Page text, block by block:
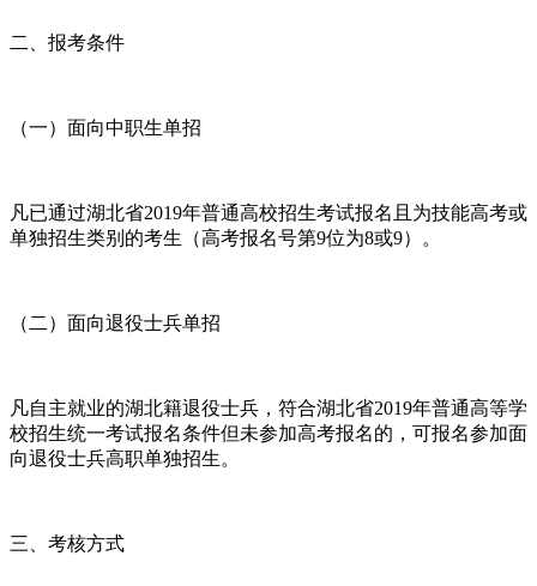
二、报考条件
（一）面向中职生单招
凡已通过湖北省2019年普通高校招生考试报名且为技能高考或
单独招生类别的考生（高考报名号第9位为8或9）。
（二）面向退役士兵单招
凡自主就业的湖北籍退役士兵，符合湖北省2019年普通高等学
校招生统一考试报名条件但未参加高考报名的，可报名参加面
向退役士兵高职单独招生。
三、考核方式